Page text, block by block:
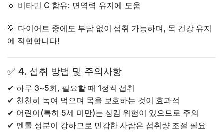
🔹 비타민 C 함유: 면역력 유지에 도움
💡 다이어트 중에도 부담 없이 섭취 가능하며, 목 건강 유지
에 적합합니다!
✅ 4. 섭취 방법 및 주의사항
✔ 하루 3~5회, 필요할 때 1정씩 섭취
✔ 천천히 녹여 먹으며 목을 보호하는 것이 효과적
✔ 어린이(특히 5세 미만)는 삼킴 위험이 있으므로 주의
✔ 멘톨 성분이 강하므로 민감한 사람은 섭취량 조절 필요